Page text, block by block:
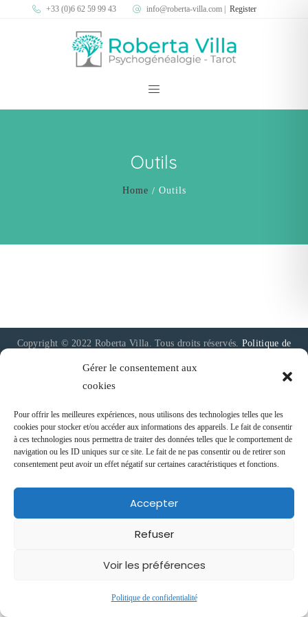
Gérer le consentement aux
cookies
Pour offrir les meilleures expériences, nous utilisons des technologies telles que les
cookies pour stocker et/ou accéder aux informations des appareils. Le fait de consentir
à ces technologies nous permettra de traiter des données telles que le comportement de
navigation ou les ID uniques sur ce site. Le fait de ne pas consentir ou de retirer son
consentement peut avoir un effet négatif sur certaines caractéristiques et fonctions.
Accepter
Refuser
Voir les préférences
Politique de confidentialité
+33 (0)6 62 59 99 43 info@roberta-villa.com| Register
Outils
Home Outils
Copyright © 2022 Roberta Villa. Tous droits réservés. Politique de